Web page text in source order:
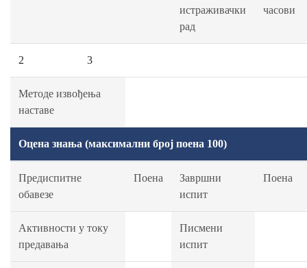
истраживачки
рад
часови
2 3
Методе извођења
наставе
Оцена знања (максимални број поена 100)
Предиспитне
обавезе
Поена
Завршни
испит
Поена
Активности у току
предавања
Писмени
испит